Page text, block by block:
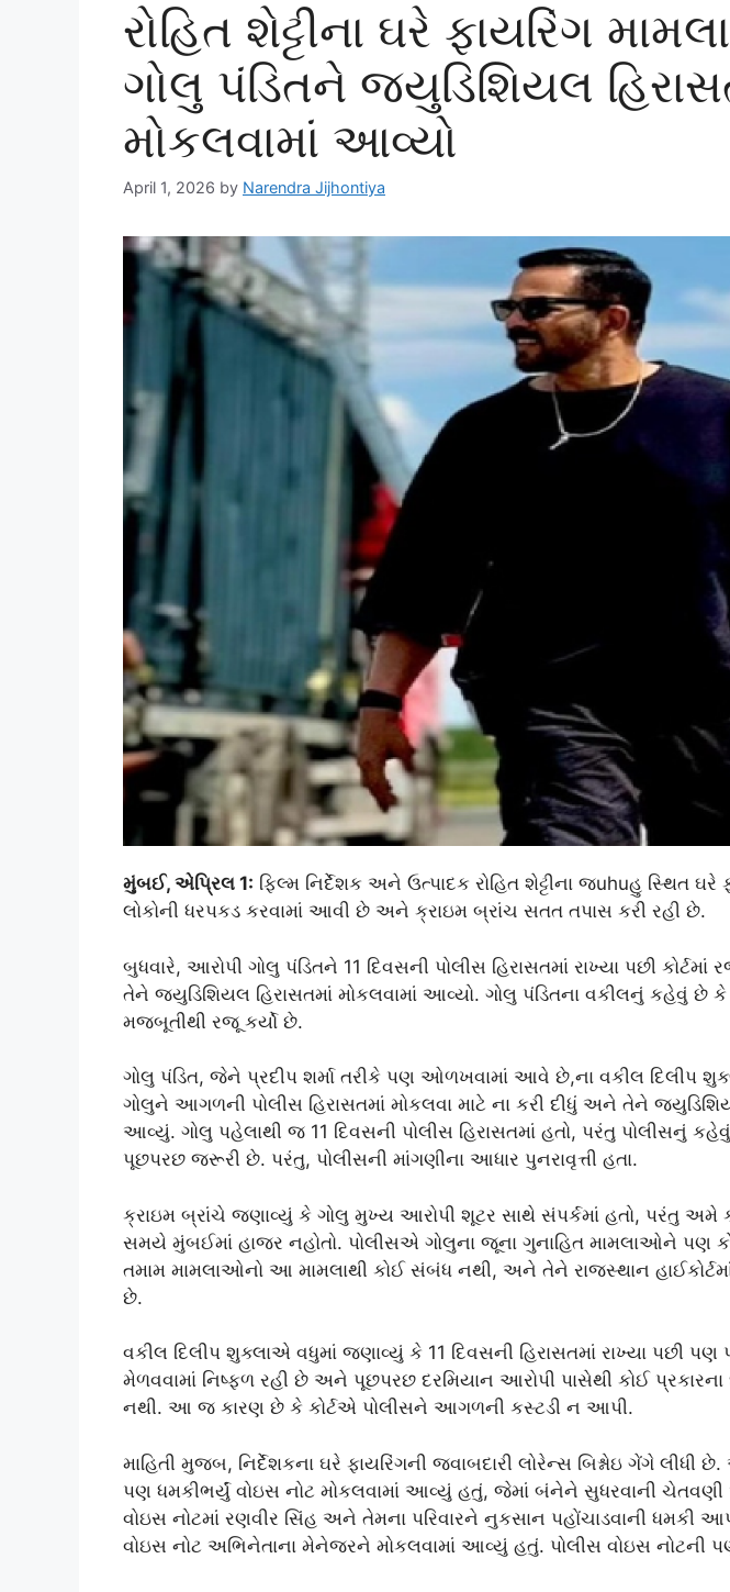
રોહિત શેટ્ટીના ઘરે ફાયરિંગ
ગોલુ પંડિતને જ્યુડિશિયલ
મોકલવામાં આવ્યો
April 1, 2026 by Narendra Jijhontiya
મુંબઈ, એપ્રિલ 1: ફિલ્મ નિર્દેશક અને ઉત્પાદક રોહિત શેટ્ટીના જuhuહુ સ્થિત ઘરે
લોકોની ધરપકડ કરવામાં આવી છે અને ક્રાઇમ બ્રાંચ સતત તપાસ કરી રહી છે.
બુધવારે, આરોપી ગોલુ પંડિતને 11 દિવસની પોલીસ હિરાસતમાં રાખ્યા પછી
તેને જ્યુડિશિયલ હિરાસતમાં મોકલવામાં આવ્યો. ગોલુ પંડિતના વકીલનું કહેવું છે કે
મજબૂતીથી રજૂ કર્યો છે.
ગોલુ પંડિત, જેને પ્રદીપ શર્મા તરીકે પણ ઓળખવામાં આવે છે,ના વકીલ દિલીપ
ગોલુને આગળની પોલીસ હિરાસતમાં મોકલવા માટે ના કરી દીધું અને તેને
આવ્યું. ગોલુ પહેલાથી જ 11 દિવસની પોલીસ હિરાસતમાં હતો, પરંતુ પોલીસનું
પૂછપરછ જરૂરી છે. પરંતુ, પોલીસની માંગણીના આધાર પુનરાવૃત્તી હતા.
ક્રાઇમ બ્રાંચે જણાવ્યું કે ગોલુ મુખ્ય આરોપી શૂટર સાથે સંપર્કમાં હતો, પરંતુ અમે
સમયે મુંબઈમાં હાજર નહોતો. પોલીસએ ગોલુના જૂના ગુનાહિત મામલાઓને પણ
તમામ મામલાઓનો આ મામલાથી કોઈ સંબંધ નથી, અને તેને રાજસ્થાન
છે.
વકીલ દિલીપ શુક્લાએ વધુમાં જણાવ્યું કે 11 દિવસની હિરાસતમાં રાખ્યા પછી પણ
મેળવવામાં નિષ્ફળ રહી છે અને પૂછપરછ દરમિયાન આરોપી પાસેથી કોઈ પ્રકારના
નથી. આ જ કારણ છે કે કોર્ટએ પોલીસને આગળની કસ્ટડી ન આપી.
માહિતી મુજબ, નિર્દેશકના ઘરે ફાયરિંગની જવાબદારી લોરેન્સ બિશ્નોઇ ગેંગે લીધી
પણ ધમકીભર્યું વોઇસ નોટ મોકલવામાં આવ્યું હતું, જેમાં બંનેને સુધરવાની
વોઇસ નોટમાં રણવીર સિંહ અને તેમના પરિવારને નુકસાન પહોંચાડવાની ધમકી
વોઇસ નોટ અભિનેતાના મેનેજરને મોકલવામાં આવ્યું હતું. પોલીસ વોઇસ નોટની